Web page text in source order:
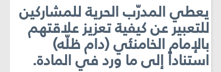
يعطي المدرّب الحرية للمشاركين
للتعبير عن كيفية تعزيز علاقتهم
بالإمام الخامنئي (دام ظلّه)
استناداً إلى ما ورد في المادة.